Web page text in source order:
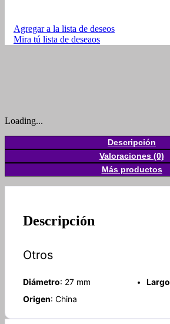
Agregar a la lista de deseos
Mira tú lista de deseaos
Loading...
Descripción
Valoraciones (0)
Más productos
Descripción
Otros
Diámetro: 27 mm Largo
Origen: China